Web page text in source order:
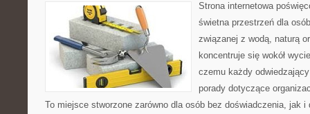
Strona internetowa
świetna przestrzeń dla
związanej z wodą, naturą
koncentruje się wokół
czemu każdy
porady dotyczące
To miejsce stworzone zarówno dla osób bez doświadczenia, jak i